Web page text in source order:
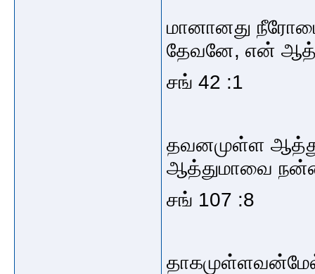
மானானது
தேவனே, என்
சங் 42 :1
தவனமுள்ள
ஆத்துமாவை
சங் 107 :8